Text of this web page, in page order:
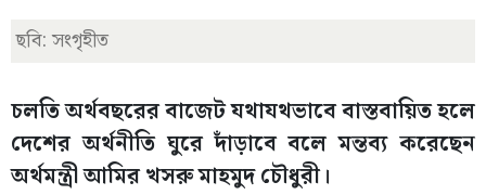
ছবি: সংগৃহীত
চলতি অর্থবছরের বাজেট যথাযথভাবে বাস্তবায়িত হলে
দেশের অর্থনীতি ঘুরে দাঁড়াবে বলে মন্তব্য করেছেন
অর্থমন্ত্রী আমির খসরু মাহমুদ চৌধুরী।